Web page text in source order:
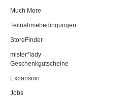
Much More
Teilnahmebedingungen
StoreFinder
mister*lady
Geschenkgutscheine
Expansion
Jobs